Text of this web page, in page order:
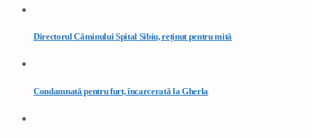
Directorul Căminului Spital Sibiu, reținut pentru mită
Condamnată pentru furt, încarcerată la Gherla